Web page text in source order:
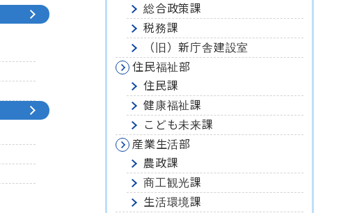
総合政策課
税務課
（旧）新庁舎建設室
住民福祉部
住民課
健康福祉課
こども未来課
産業生活部
農政課
商工観光課
生活環境課